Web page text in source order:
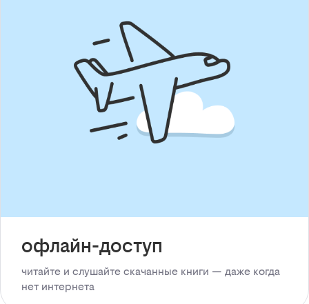
офлайн-доступ
читайте и слушайте скачанные книги — даже когда
нет интернета